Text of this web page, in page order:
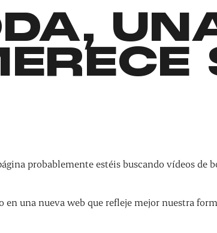
probablemente estéis buscando vídeos de
en una nueva web que refleje mejor nuestra